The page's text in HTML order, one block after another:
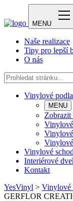
MENU
Naše realizace
Tipy pro lepší
O nás
Vinylové
MENU
Vinylové
Interiérové
Kontakt
YesVinyl > Vinylové
GERFLOR